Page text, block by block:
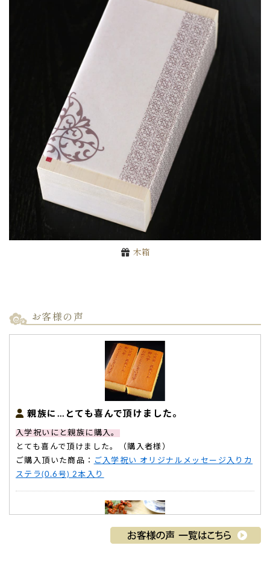
木箱
お客様の声
親族に…とても喜んで頂けました。
入学祝いにと親族に購入。
とても喜んで頂けました。（購入者様）
ご購入頂いた商品：
ご入学祝い オリジナルメッセージ入りカ
ステラ(0.6号) 2本入り
お買い物を続ける